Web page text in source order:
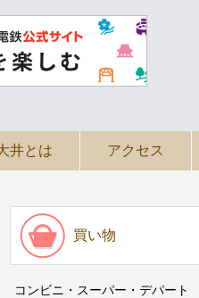
井とは アクセス
買い物
コンビニ・スーパー・デパート